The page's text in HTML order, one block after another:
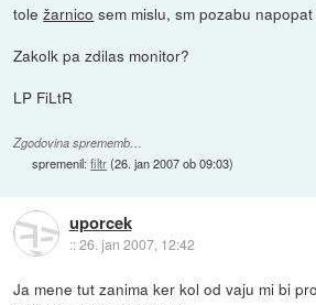
toležarnico sem mislu, sm pozabu napopat
Zakolk pa zdilas monitor?
LP FiLtR
Zgodovina sprememb…
spremenil:filtr(26. jan 2007 ob 09:03)
uporcek
::26. jan 2007, 12:42
Ja mene tut zanima ker kol od vaju mi bi